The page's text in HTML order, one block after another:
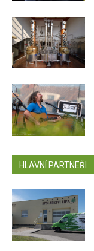
HLAVNÍ PARTNEŘI